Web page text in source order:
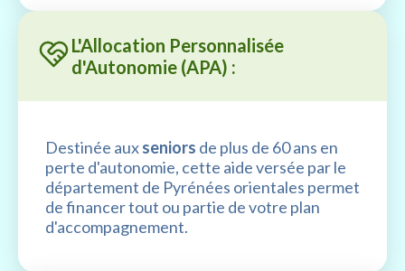
L'Allocation Personnalisée
d'Autonomie (APA) :
Destinée auxseniors de plus de 60 ans en
perte d'autonomie, cette aide versée par le
département de Pyrénées orientales permet
de financer tout ou partie de votre plan
d'accompagnement.